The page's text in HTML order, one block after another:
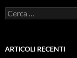
Ricerca
per:
ARTICOLI RECENTI